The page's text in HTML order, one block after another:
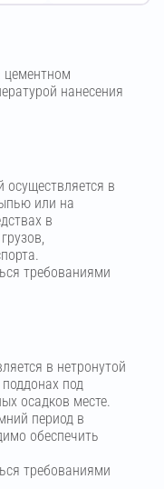
цементном
нанесения
осуществляется в
или на
в
требованиями
в нетронутой
под
осадков месте.
период в
обеспечить
требованиями